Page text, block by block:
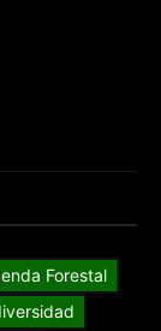
Forestal